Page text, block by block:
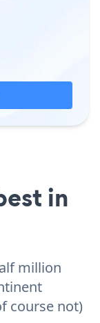
in
million
course not)